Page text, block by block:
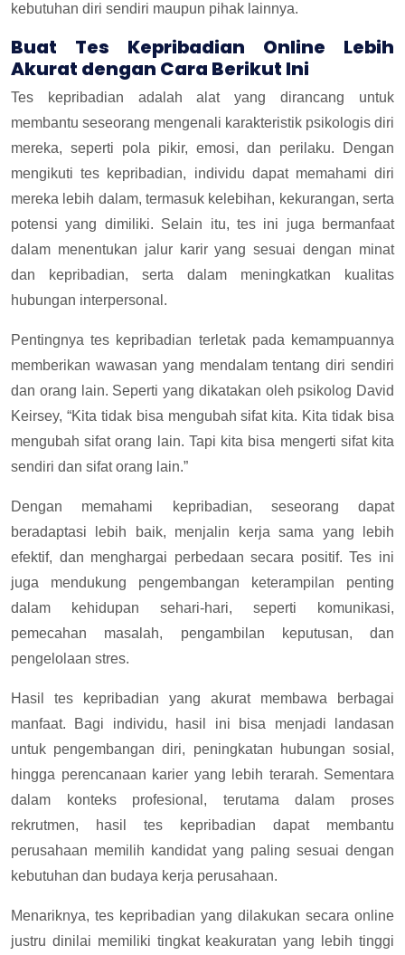
kebutuhan diri sendiri maupun pihak lainnya.
Buat Tes Kepribadian Online Lebih
Akurat dengan Cara Berikut Ini
Tes kepribadian adalah alat yang dirancang untuk
membantu seseorang mengenali karakteristik psikologis diri
mereka, seperti pola pikir, emosi, dan perilaku. Dengan
mengikuti tes kepribadian, individu dapat memahami diri
mereka lebih dalam, termasuk kelebihan, kekurangan, serta
potensi yang dimiliki. Selain itu, tes ini juga bermanfaat
dalam menentukan jalur karir yang sesuai dengan minat
dan kepribadian, serta dalam meningkatkan kualitas
hubungan interpersonal.
Pentingnya tes kepribadian terletak pada kemampuannya
memberikan wawasan yang mendalam tentang diri sendiri
dan orang lain. Seperti yang dikatakan oleh psikolog David
Keirsey, “Kita tidak bisa mengubah sifat kita. Kita tidak bisa
mengubah sifat orang lain. Tapi kita bisa mengerti sifat kita
sendiri dan sifat orang lain.”
Dengan memahami kepribadian, seseorang dapat
beradaptasi lebih baik, menjalin kerja sama yang lebih
efektif, dan menghargai perbedaan secara positif. Tes ini
juga mendukung pengembangan keterampilan penting
dalam kehidupan sehari-hari, seperti komunikasi,
pemecahan masalah, pengambilan keputusan, dan
pengelolaan stres.
Hasil tes kepribadian yang akurat membawa berbagai
manfaat. Bagi individu, hasil ini bisa menjadi landasan
untuk pengembangan diri, peningkatan hubungan sosial,
hingga perencanaan karier yang lebih terarah. Sementara
dalam konteks profesional, terutama dalam proses
rekrutmen, hasil tes kepribadian dapat membantu
perusahaan memilih kandidat yang paling sesuai dengan
kebutuhan dan budaya kerja perusahaan.
Menariknya, tes kepribadian yang dilakukan secara online
justru dinilai memiliki tingkat keakuratan yang lebih tinggi